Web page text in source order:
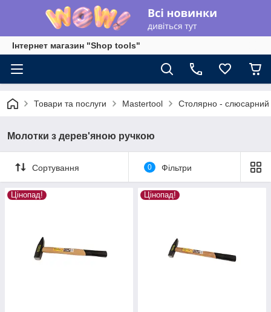
Інтернет магазин "Shop tools"
Товари та послуги Mastertool Столярно - слюсарний
Молотки з дерев'яною ручкою
Сортування 0 Фільтри
Цінопад! Цінопад!